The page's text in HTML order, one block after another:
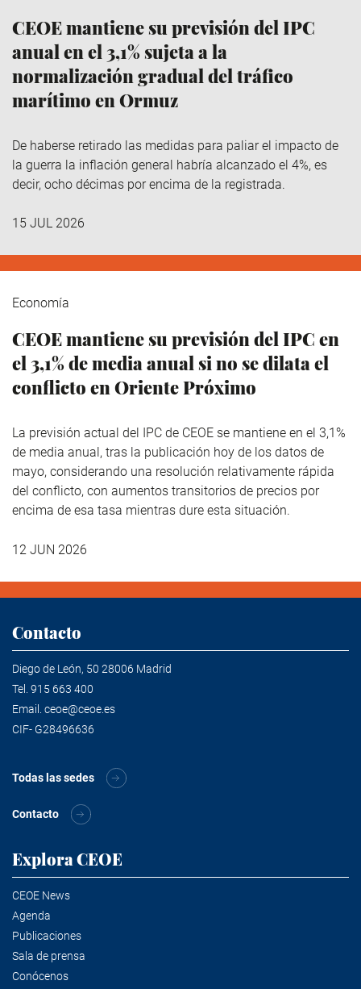
CEOE mantiene su previsión del IPC
anual en el 3,1% sujeta a la
normalización gradual del tráfico
marítimo en Ormuz
De haberse retirado las medidas para paliar el impacto de
la guerra la inflación general habría alcanzado el 4%, es
decir, ocho décimas por encima de la registrada.
15 JUL 2026
Economía
CEOE mantiene su previsión del IPC en
el 3,1% de media anual si no se dilata el
conflicto en Oriente Próximo
La previsión actual del IPC de CEOE se mantiene en el 3,1%
de media anual, tras la publicación hoy de los datos de
mayo, considerando una resolución relativamente rápida
del conflicto, con aumentos transitorios de precios por
encima de esa tasa mientras dure esta situación.
12 JUN 2026
Contacto
Diego de León, 50 28006 Madrid
Tel. 915 663 400
Email. ceoe@ceoe.es
CIF- G28496636
Todas las sedes
Contacto
Explora CEOE
CEOE News
Agenda
Publicaciones
Sala de prensa
Conócenos